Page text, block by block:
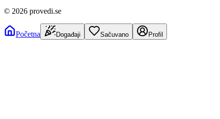
© 2026 provedi.se
Početna Događaji Sačuvano Profil